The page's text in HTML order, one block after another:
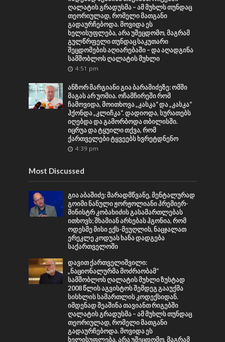
ღალატის გრადუსმა – ამ მუხლს თუნდაც
თეორიულად, რომელი მათგანი
გადაურჩებოდა. მოვიდა ეს
ხელისუფლება, არა უშეცდომო, მაგრამ
გულწრფელი თუნდაც საკუთარი
შეცდომების აღიარებაში – და აღადგინა
სამშობლოს ღალატის მუხლი
4:51 pm
ანზორ მარგიანი გია ბარამიძეზე: ომში
მაგას არ უომია. ოჩამჩირეში რომ
ჩამოვიდა, მოითხოვა „კასკა“ და „კასკა“
ჰქონდა „კლიჩკა“. დადიოდა, სურათებს
იღებდა და გამორბოდა თბილისში.
იცრუა და ტყუილი თქვა, რომ
ქართველები ტყვეებს ხვრეტდნენო
4:39 pm
Most Discussed
გია აბაშიძე: მარადმწვანე, მენტალურად
გოიმი ნანული ჟორჟოლიანი პრემიერ-
მინისტრ კობახიძის გასამართლებას
ითხოვს; შხამიან არსებას ჰგონია, რომ
ოდესმე მისი ექს-მეუღლის, ნაცჯალათ
ერეკლე კოდუას ხანა დადგება
საქართველოში
დავით ქართველიშვილი:
„ნაციონალურმა მოძრაობამ“
სამშობლოს ღალატის მუხლი ზუსტად
2008 წლის აგვისტოს შემდეგ გააუქმა
სისხლის სამართლის კოდექსიდან.
იმდენად შეაშინა თავიანთ რიგებში
ღალატის გრადუსმა – ამ მუხლს თუნდაც
თეორიულად, რომელი მათგანი
გადაურჩებოდა. მოვიდა ეს
ხელისუფლება, არა უშეცდომო, მაგრამ